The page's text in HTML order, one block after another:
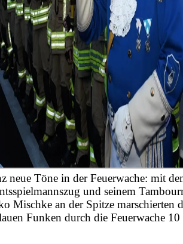
neue Töne in der Feuerwache: mit
und seinem
Mischke an der Spitze marschierten
Funken durch die Feuerwache 10